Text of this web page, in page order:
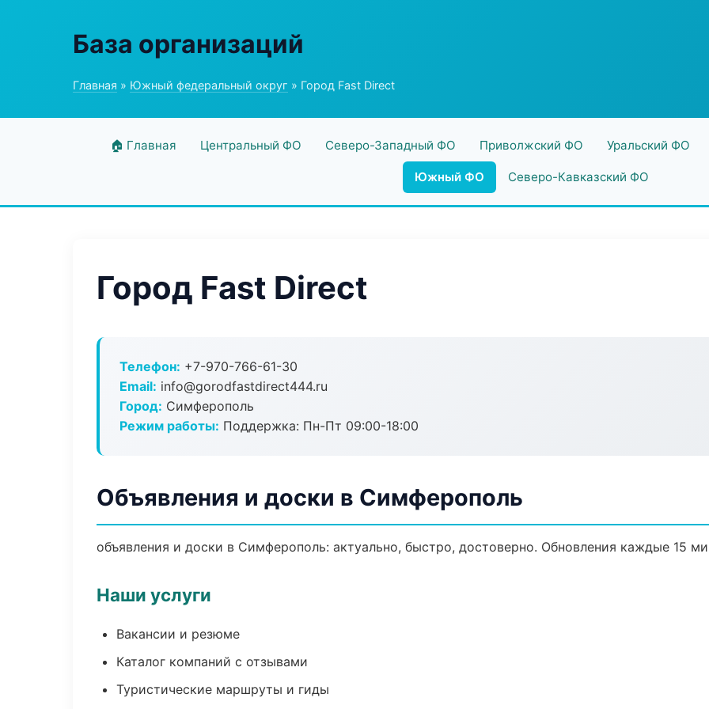
База организаций
Главная » Южный федеральный округ » Город Fast Direct
🏠 Главная Центральный ФО Северо-Западный ФО Приволжский ФО Уральский ФО
Южный ФО Северо-Кавказский ФО
Город Fast Direct
Телефон: +7-970-766-61-30
Email: info@gorodfastdirect444.ru
Город: Симферополь
Режим работы: Поддержка: Пн-Пт 09:00-18:00
Объявления и доски в Симферополь
объявления и доски в Симферополь: актуально, быстро, достоверно. Обновления каждые 15
Наши услуги
Вакансии и резюме
Каталог компаний с отзывами
Туристические маршруты и гиды